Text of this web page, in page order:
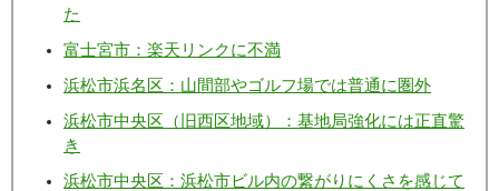
た
富士宮市：楽天リンクに不満
浜松市浜名区：山間部やゴルフ場では普通に圏外
浜松市中央区（旧西区地域）：基地局強化には正直驚
き
浜松市中央区：浜松市ビル内の繋がりにくさを感じて